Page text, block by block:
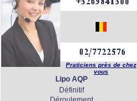
Praticiens près de chez
vous
Lipo AQP
Définitif